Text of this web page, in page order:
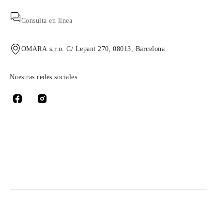
Consulta en línea
OMARA s.r.o. C/ Lepant 270, 08013, Barcelona
Nuestras redes sociales